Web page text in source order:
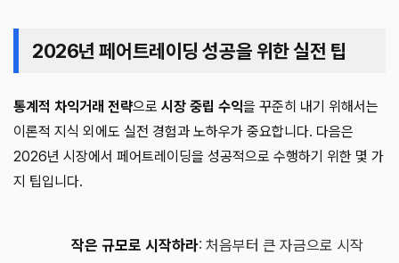
2026년 페어트레이딩 성공을 위한 실전 팁
통계적 차익거래 전략으로 시장 중립 수익을 꾸준히 내기 위해서는
이론적 지식 외에도 실전 경험과 노하우가 중요합니다. 다음은
2026년 시장에서 페어트레이딩을 성공적으로 수행하기 위한 몇 가
지 팁입니다.
작은 규모로 시작하라: 처음부터 큰 자금으로 시작